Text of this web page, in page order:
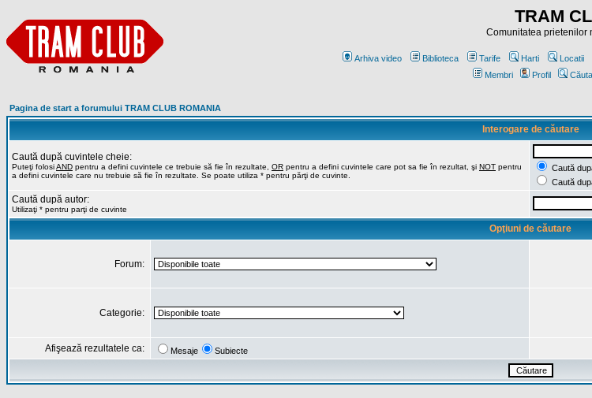
TRAM
Comunitatea prietenilor
Arhiva video Biblioteca Tarife Harti Locatii
Membri
Profil
Pagina de start a forumului TRAM CLUB ROMANIA
Interogare de căutare
Caută după cuvintele cheie:
Puteţi folosiAND pentru a defini cuvintele ce trebuie să fie în rezultate, OR pentru a defini cuvintele care pot sa fie în rezultat, şi NOT pentru
a defini cuvintele care nu trebuie să fie în rezultate. Se poate utiliza * pentru părţi de cuvinte.
Caută
Caută
Caută după autor:
Utilizaţi * pentru parţi de cuvinte
Opţiuni de căutare
Forum:
Categorie:
Afişează rezultatele ca: Mesaje Subiecte